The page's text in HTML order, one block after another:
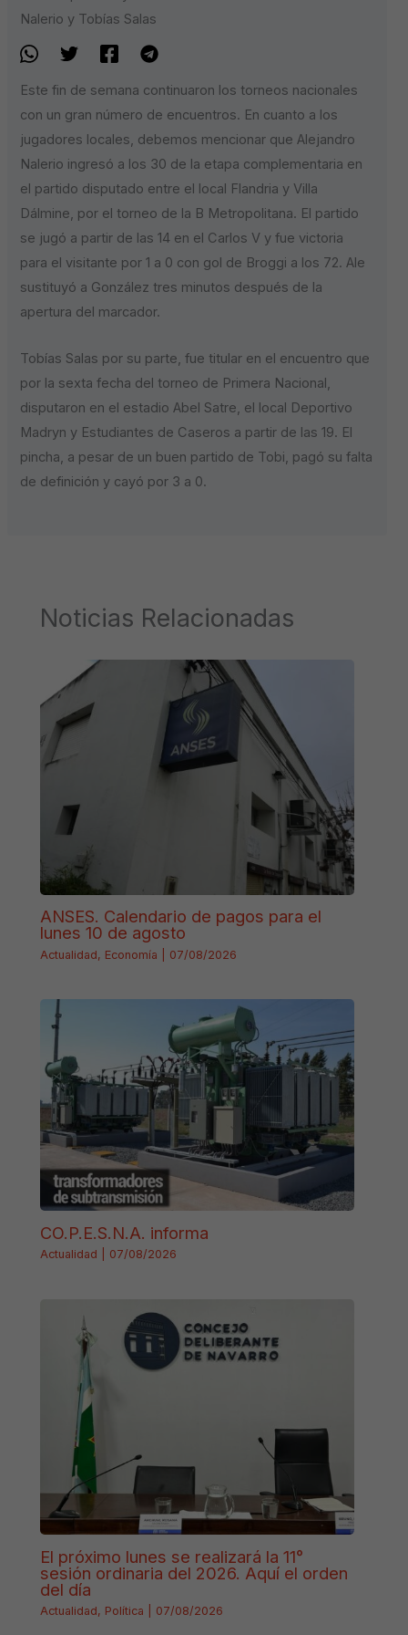
Nalerio y Tobías Salas
Este fin de semana continuaron los torneos nacionales
con un gran número de encuentros. En cuanto a los
jugadores locales, debemos mencionar que Alejandro
Nalerio ingresó a los 30 de la etapa complementaria en
el partido disputado entre el local Flandria y Villa
Dálmine, por el torneo de la B Metropolitana. El partido
se jugó a partir de las 14 en el Carlos V y fue victoria
para el visitante por 1 a 0 con gol de Broggi a los 72. Ale
sustituyó a González tres minutos después de la
apertura del marcador.
Tobías Salas por su parte, fue titular en el encuentro que
por la sexta fecha del torneo de Primera Nacional,
disputaron en el estadio Abel Satre, el local Deportivo
Madryn y Estudiantes de Caseros a partir de las 19. El
pincha, a pesar de un buen partido de Tobi, pagó su falta
de definición y cayó por 3 a 0.
Noticias Relacionadas
ANSES. Calendario de pagos para el
lunes 10 de agosto
Actualidad, Economía 07/08/2026
CO.P.E.S.N.A. informa
Actualidad 07/08/2026
El próximo lunes se realizará la 11°
sesión ordinaria del 2026. Aquí el orden
del día
Actualidad, Política 07/08/2026